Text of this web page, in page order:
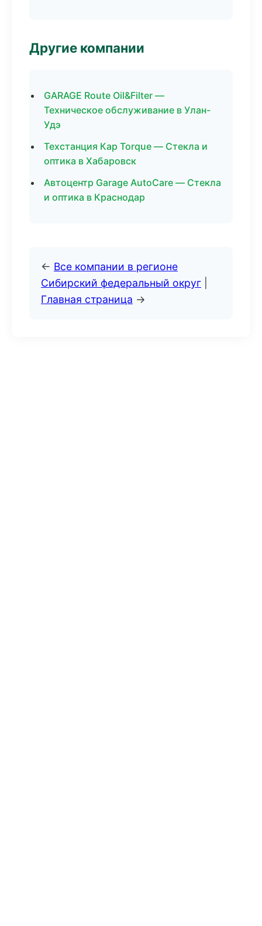
Другие компании
GARAGE Route Oil&Filter —
Техническое обслуживание в Улан-
Удэ
Техстанция Кар Torque — Стекла и
оптика в Хабаровск
Автоцентр Garage AutoCare — Стекла
и оптика в Краснодар
← Все компании в регионе
Сибирский федеральный округ
Главная страница →